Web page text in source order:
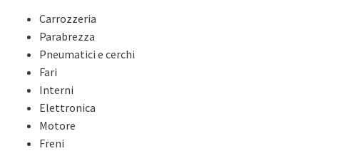
Carrozzeria
Parabrezza
Pneumatici e cerchi
Fari
Interni
Elettronica
Motore
Freni